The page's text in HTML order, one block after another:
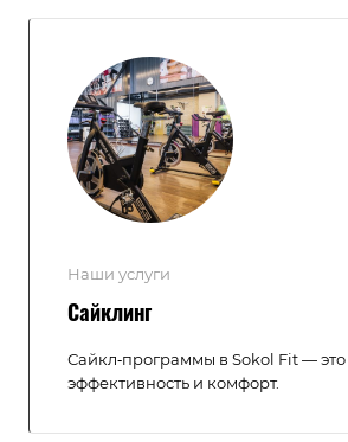
Наши услуги
Сайклинг
Сайкл‑программы в Sokol Fit —
эффективность и комфорт.